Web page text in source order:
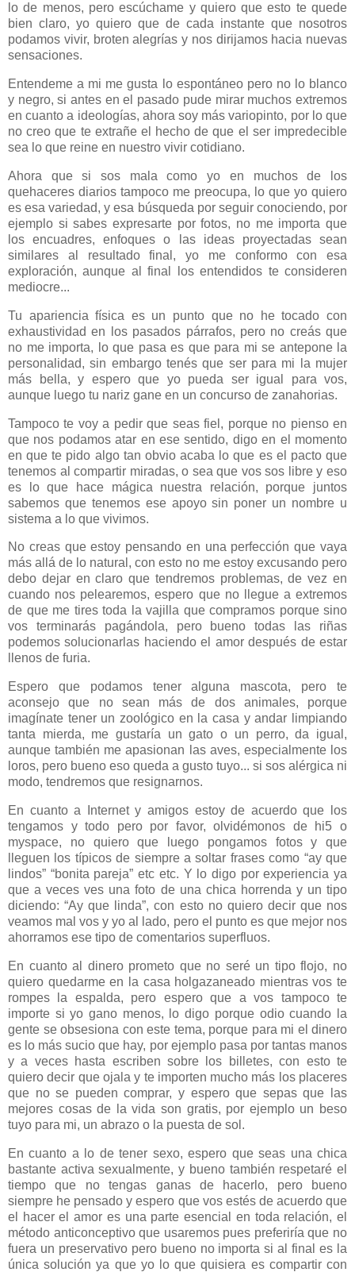
lo de menos, pero escúchame y quiero que esto te quede
bien claro, yo quiero que de cada instante que nosotros
podamos vivir, broten alegrías y nos dirijamos hacia nuevas
sensaciones.
Entendeme a mi me gusta lo espontáneo pero no lo blanco
y negro, si antes en el pasado pude mirar muchos extremos
en cuanto a ideologías, ahora soy más variopinto, por lo que
no creo que te extrañe el hecho de que el ser impredecible
sea lo que reine en nuestro vivir cotidiano.
Ahora que si sos mala como yo en muchos de los
quehaceres diarios tampoco me preocupa, lo que yo quiero
es esa variedad, y esa búsqueda por seguir conociendo, por
ejemplo si sabes expresarte por fotos, no me importa que
los encuadres, enfoques o las ideas proyectadas sean
similares al resultado final, yo me conformo con esa
exploración, aunque al final los entendidos te consideren
mediocre...
Tu apariencia física es un punto que no he tocado con
exhaustividad en los pasados párrafos, pero no creás que
no me importa, lo que pasa es que para mi se antepone la
personalidad, sin embargo tenés que ser para mi la mujer
más bella, y espero que yo pueda ser igual para vos,
aunque luego tu nariz gane en un concurso de zanahorias.
Tampoco te voy a pedir que seas fiel, porque no pienso en
que nos podamos atar en ese sentido, digo en el momento
en que te pido algo tan obvio acaba lo que es el pacto que
tenemos al compartir miradas, o sea que vos sos libre y eso
es lo que hace mágica nuestra relación, porque juntos
sabemos que tenemos ese apoyo sin poner un nombre u
sistema a lo que vivimos.
No creas que estoy pensando en una perfección que vaya
más allá de lo natural, con esto no me estoy excusando pero
debo dejar en claro que tendremos problemas, de vez en
cuando nos pelearemos, espero que no llegue a extremos
de que me tires toda la vajilla que compramos porque sino
vos terminarás pagándola, pero bueno todas las riñas
podemos solucionarlas haciendo el amor después de estar
llenos de furia.
Espero que podamos tener alguna mascota, pero te
aconsejo que no sean más de dos animales, porque
imagínate tener un zoológico en la casa y andar limpiando
tanta mierda, me gustaría un gato o un perro, da igual,
aunque también me apasionan las aves, especialmente los
loros, pero bueno eso queda a gusto tuyo... si sos alérgica ni
modo, tendremos que resignarnos.
En cuanto a Internet y amigos estoy de acuerdo que los
tengamos y todo pero por favor, olvidémonos de hi5 o
myspace, no quiero que luego pongamos fotos y que
lleguen los típicos de siempre a soltar frases como “ay que
lindos” “bonita pareja” etc etc. Y lo digo por experiencia ya
que a veces ves una foto de una chica horrenda y un tipo
diciendo: “Ay que linda”, con esto no quiero decir que nos
veamos mal vos y yo al lado, pero el punto es que mejor nos
ahorramos ese tipo de comentarios superfluos.
En cuanto al dinero prometo que no seré un tipo flojo, no
quiero quedarme en la casa holgazaneado mientras vos te
rompes la espalda, pero espero que a vos tampoco te
importe si yo gano menos, lo digo porque odio cuando la
gente se obsesiona con este tema, porque para mi el dinero
es lo más sucio que hay, por ejemplo pasa por tantas manos
y a veces hasta escriben sobre los billetes, con esto te
quiero decir que ojala y te importen mucho más los placeres
que no se pueden comprar, y espero que sepas que las
mejores cosas de la vida son gratis, por ejemplo un beso
tuyo para mi, un abrazo o la puesta de sol.
En cuanto a lo de tener sexo, espero que seas una chica
bastante activa sexualmente, y bueno también respetaré el
tiempo que no tengas ganas de hacerlo, pero bueno
siempre he pensado y espero que vos estés de acuerdo que
el hacer el amor es una parte esencial en toda relación, el
método anticonceptivo que usaremos pues preferiría que no
fuera un preservativo pero bueno no importa si al final es la
única solución ya que yo lo que quisiera es compartir con